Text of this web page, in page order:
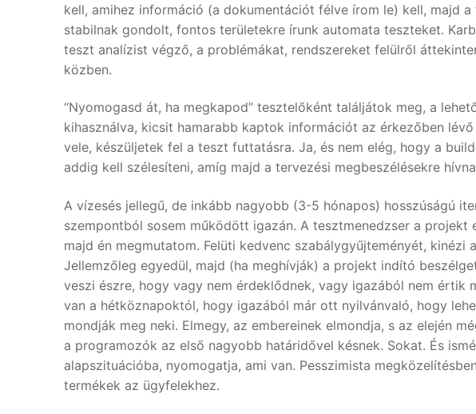
kell, amihez információ (a dokumentációt félve írom le) kell, majd
stabilnak gondolt, fontos területekre írunk automata teszteket.
teszt analízist végző, a problémákat, rendszereket felülről
közben.
“Nyomogasd át, ha megkapod” tesztelőként találjátok meg, a
kihasználva, kicsit hamarabb kaptok információt az érkezőben
vele, készüljetek fel a teszt futtatásra. Ja, és nem elég, hogy a
addig kell szélesíteni, amíg majd a tervezési megbeszélésekre
A vízesés jellegű, de inkább nagyobb (3-5 hónapos) hosszúságú
szempontból sosem működött igazán. A tesztmenedzser a projekt
majd én megmutatom. Felüti kedvenc szabálygyűjteményét,
Jellemzőleg egyedül, majd (ha meghívják) a projekt indító
veszi észre, hogy vagy nem érdeklődnek, vagy igazából nem értik
van a hétköznapoktól, hogy igazából már ott nyilvánvaló, hogy
mondják meg neki. Elmegy, az embereinek elmondja, s az elején
a programozók az első nagyobb határidővel késnek. Sokat. És
alapszituációba, nyomogatja, ami van. Pesszimista
termékek az ügyfelekhez.